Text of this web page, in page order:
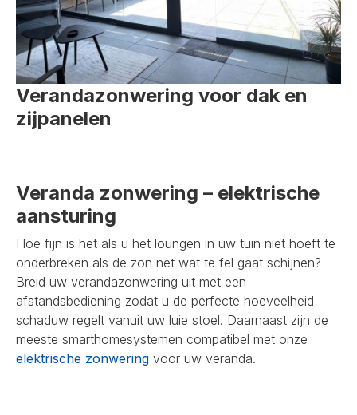
Verandazonwering voor dak en
zijpanelen
Veranda zonwering – elektrische
aansturing
Hoe fijn is het als u het loungen in uw tuin niet hoeft te
onderbreken als de zon net wat te fel gaat schijnen?
Breid uw verandazonwering uit met een
afstandsbediening zodat u de perfecte hoeveelheid
schaduw regelt vanuit uw luie stoel. Daarnaast zijn de
meeste smarthomesystemen compatibel met onze
elektrische zonwering voor uw veranda.